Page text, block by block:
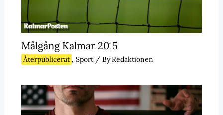
Målgång Kalmar 2015
Återpublicerat , Sport/ ByRedaktionen